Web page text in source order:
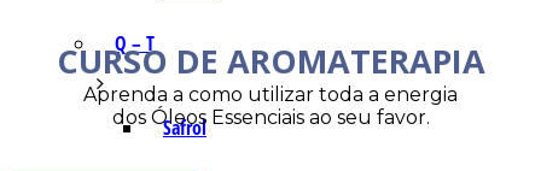
Q – T
Safrol
CURSO DE AROMATERAPIA
Aprenda a como utilizar toda a energia
dos Óleos Essenciais ao seu favor.